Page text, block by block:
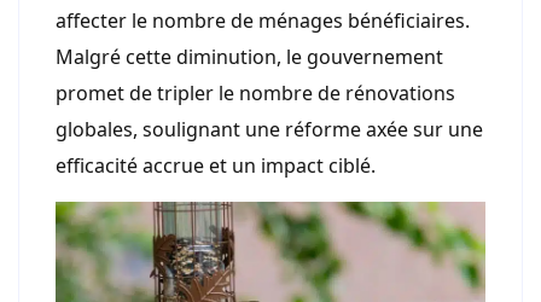
affecter le nombre de ménages bénéficiaires.
Malgré cette diminution, le gouvernement
promet de tripler le nombre de rénovations
globales, soulignant une réforme axée sur une
efficacité accrue et un impact ciblé.